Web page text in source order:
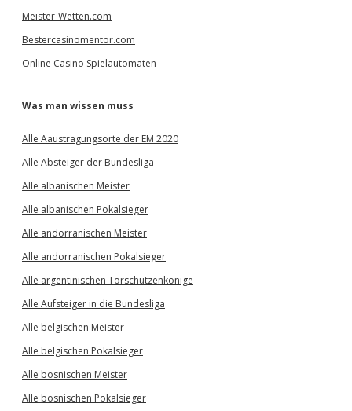
Meister-Wetten.com
Bestercasinomentor.com
Online Casino Spielautomaten
Was man wissen muss
Alle Aaustragungsorte der EM 2020
Alle Absteiger der Bundesliga
Alle albanischen Meister
Alle albanischen Pokalsieger
Alle andorranischen Meister
Alle andorranischen Pokalsieger
Alle argentinischen Torschützenkönige
Alle Aufsteiger in die Bundesliga
Alle belgischen Meister
Alle belgischen Pokalsieger
Alle bosnischen Meister
Alle bosnischen Pokalsieger